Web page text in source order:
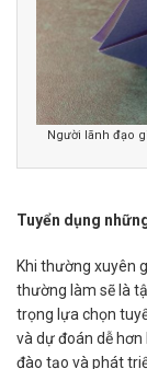
Người lãnh đạo
Tuyển dụng
Khi thường xuyên
thường làm sẽ là
trọng lựa chọn
và dự đoán dễ
đào tạo và phát